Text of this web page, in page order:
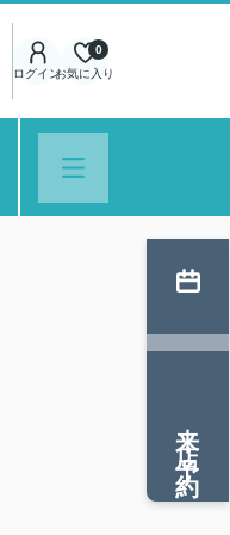
ログインお気に入り
0
来店予約